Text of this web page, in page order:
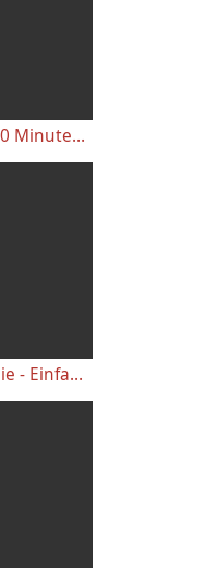
Wach am Morgen - 10 Minuten Yogastunde für Energie
Yoga für gesunde Knie - Einfache wirkungsvolle Gelenkübungen